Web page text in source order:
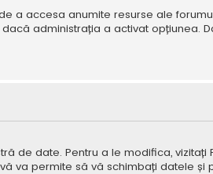
a accesa anumite resurse ale
administrația a activat opțiunea.
de date. Pentru a le modifica,
va permite să vă schimbați datele și